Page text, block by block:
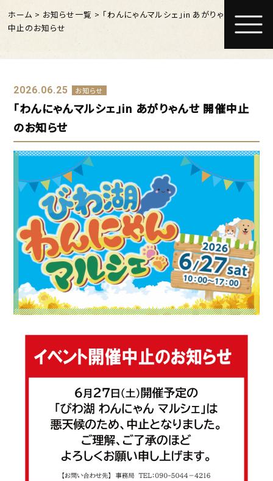
ホーム > お知らせ一覧 > 「わんにゃんマルシェ」in あがりゃんせ 開催
中止のお知らせ
2026.06.25 お知らせ
「わんにゃんマルシェ」in あがりゃんせ 開催中止
のお知らせ